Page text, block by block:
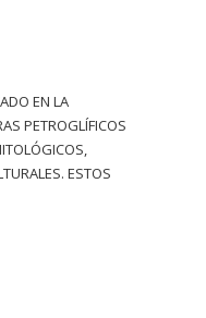
EN LA
PETROGLÍFICOS
ESTOS